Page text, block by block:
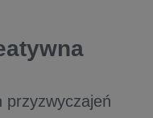
przyzwyczajeń